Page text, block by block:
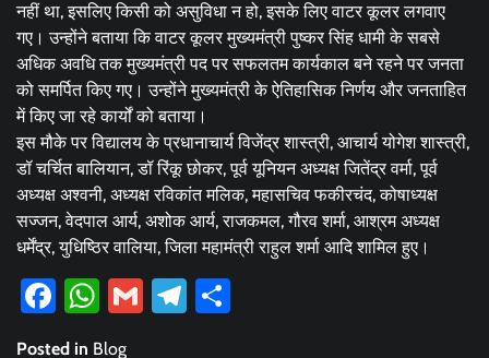
नहीं था, इसलिए किसी को असुविधा न हो, इसके लिए वाटर कूलर लगवाए
गए। उन्होंने बताया कि वाटर कूलर मुख्यमंत्री पुष्कर सिंह धामी के सबसे
अधिक अवधि तक मुख्यमंत्री पद पर सफलतम कार्यकाल बने रहने पर जनता
को समर्पित किए गए। उन्होंने मुख्यमंत्री के ऐतिहासिक निर्णय और जनताहित
में किए जा रहे कार्यों को बताया।
इस मौके पर विद्यालय के प्रधानाचार्य विजेंद्र शास्त्री, आचार्य योगेश शास्त्री,
डॉ चर्चित बालियान, डॉ रिंकू छोकर, पूर्व यूनियन अध्यक्ष जितेंद्र वर्मा, पूर्व
अध्यक्ष अश्वनी, अध्यक्ष रविकांत मलिक, महासचिव फकीरचंद, कोषाध्यक्ष
सज्जन, वेदपाल आर्य, अशोक आर्य, राजकमल, गौरव शर्मा, आश्रम अध्यक्ष
धर्मेंद्र, युधिष्ठिर वालिया, जिला महामंत्री राहुल शर्मा आदि शामिल हुए।
Facebook
WhatsApp
GmailTelegram
Posted in Blog